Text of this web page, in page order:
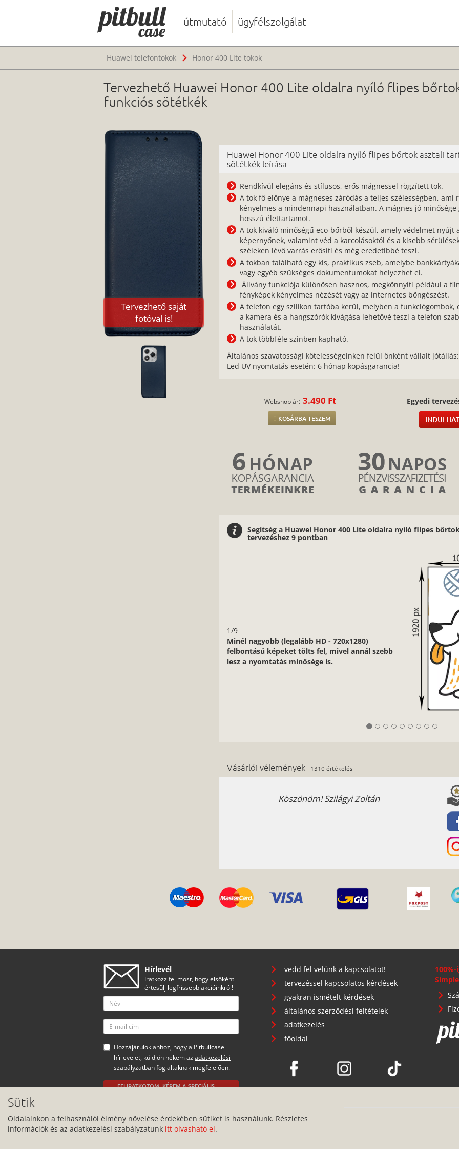
útmutató ügyfélszolgálat
Huawei telefontokok Honor 400 Lite tokok
Tervezhető Huawei Honor 400 Lite oldalra nyíló flipes
funkciós sötétkék
Tervezhető saját
fotóval is!
Huawei Honor 400 Lite oldalra nyíló flipes bőrtok asztali
sötétkék leírása
Rendkívül elegáns és stílusos, erős mágnessel rögzített tok.
A tok fő előnye a mágneses záródás a teljes szélességben, ami
kényelmes a mindennapi használatban. A mágnes jó minősége
hosszú élettartamot.
A tok kiváló minőségű eco-bőrből készül, amely védelmet nyújt
képernyőnek, valamint véd a karcolásoktól és a kisebb
széleken lévő varrás erősíti és még eredetibbé teszi.
A tokban található egy kis, praktikus zseb, amelybe
vagy egyéb szükséges dokumentumokat helyezhet el.
Állvány funkciója különösen hasznos, megkönnyíti például a
fényképek kényelmes nézését vagy az internetes böngészést.
A telefon egy szilikon tartóba kerül, melyben a funkciógombok,
a kamera és a hangszórók kivágása lehetővé teszi a telefon
használatát.
A tok többféle színben kapható.
Általános szavatossági kötelességeinken felül önként vállalt jótállás:
Led UV nyomtatás esetén: 6 hónap kopásgarancia!
Webshop ár:3.490 Ft
KOSÁRBA TESZEM
Egyedi
Segítség a Huawei Honor 400 Lite oldalra nyíló flipes
tervezéshez 9 pontban
1/9
Minél nagyobb (legalább HD - 720x1280)
felbontású képeket tölts fel, mivel annál szebb
lesz a nyomtatás minősége is.
Vásárlói vélemények- 1310 értékelés
Köszönöm! Szilágyi Zoltán
Hírlevél
Iratkozz fel most, hogy elsőként
értesülj legfrissebb akcióinkról!
Hozzájárulok ahhoz, hogy a Pitbullcase
hírlevelet, küldjön nekem az adatkezelési
szabályzatban foglaltaknak megfelelően.
FELIRATKOZOM, KÉREM A SPECIÁLIS
Minden jog fenntartva.
vedd fel velünk a kapcsolatot!
tervezéssel kapcsolatos kérdések
gyakran ismételt kérdések
általános szerződési feltételek
adatkezelés
főoldal
Sütik
Oldalainkon a felhasználói élmény növelése érdekében sütiket is használunk. Részletes
információk és az adatkezelési szabályzatunk itt olvasható el.